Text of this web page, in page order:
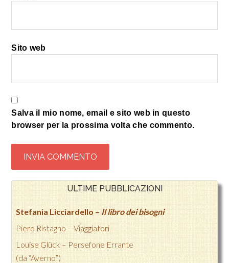
Sito web
Salva il mio nome, email e sito web in questo
browser per la prossima volta che commento.
ULTIME PUBBLICAZIONI
Stefania Licciardello – Il libro dei bisogni
Piero Ristagno – Viaggiatori
Louise Glück – Persefone Errante
(da “Averno”)